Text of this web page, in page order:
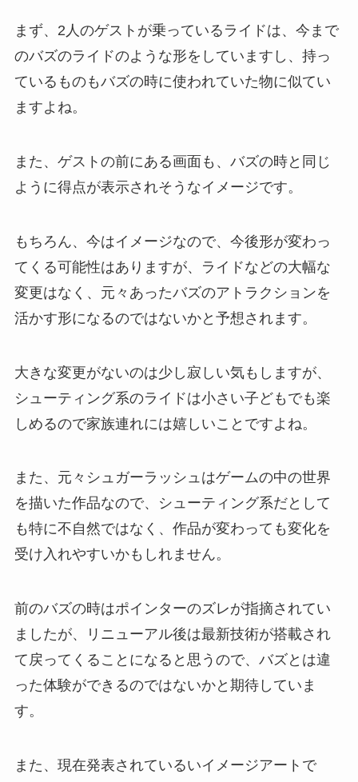
まず、2人のゲストが乗っているライドは、今まで
のバズのライドのような形をしていますし、持っ
ているものもバズの時に使われていた物に似てい
ますよね。
また、ゲストの前にある画面も、バズの時と同じ
ように得点が表示されそうなイメージです。
もちろん、今はイメージなので、今後形が変わっ
てくる可能性はありますが、ライドなどの大幅な
変更はなく、元々あったバズのアトラクションを
活かす形になるのではないかと予想されます。
大きな変更がないのは少し寂しい気もしますが、
シューティング系のライドは小さい子どもでも楽
しめるので家族連れには嬉しいことですよね。
また、元々シュガーラッシュはゲームの中の世界
を描いた作品なので、シューティング系だとして
も特に不自然ではなく、作品が変わっても変化を
受け入れやすいかもしれません。
前のバズの時はポインターのズレが指摘されてい
ましたが、リニューアル後は最新技術が搭載され
て戻ってくることになると思うので、バズとは違
った体験ができるのではないかと期待していま
す。
また、現在発表されているいイメージアートで